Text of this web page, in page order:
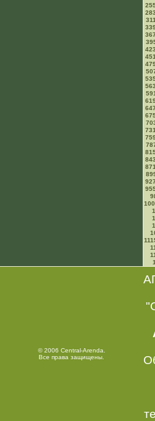
283
311
339
367
423
451
479
563
591
619
647
731
759
843
871
927
© 2006 Central-Arenda.
Все права защищены.